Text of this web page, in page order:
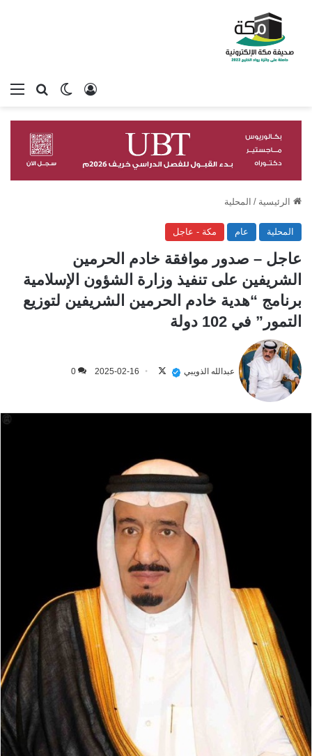
بحثالوضع
تسجيل الدخول
الرئيسية / المحلية
المحلية عام مكة - عاجل
عاجل – صدور موافقة خادم الحرمين
الشريفين على تنفيذ وزارة الشؤون الإسلامية
برنامج “هدية خادم الحرمين الشريفين لتوزيع
التمور” في 102 دولة
عبدالله الذويبي
على
2025-02-16
0